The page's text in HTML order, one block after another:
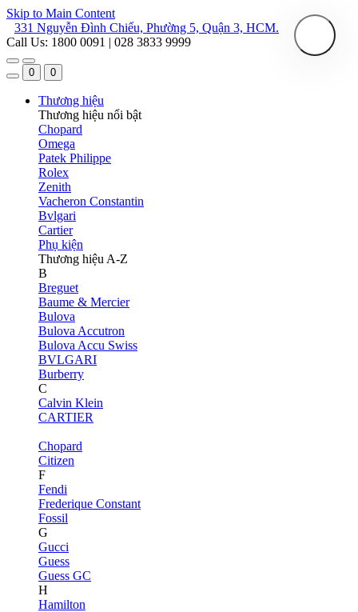
Skip to Main Content
331 Nguyễn Đình Chiểu, Phường 5, Quận 3, HCM.
Call Us: 1800 0091 | 028 3833 9999
0 0
Thương hiệu
Thương hiệu nổi bật
Chopard
Omega
Patek Philippe
Rolex
Zenith
Vacheron Constantin
Bvlgari
Cartier
Phụ kiện
Thương hiệu A-Z
B
Breguet
Baume & Mercier
Bulova
Bulova Accutron
Bulova Accu Swiss
BVLGARI
Burberry
C
Calvin Klein
CARTIER
Chopard
Citizen
F
Fendi
Frederique Constant
Fossil
G
Gucci
Guess
Guess GC
H
Hamilton